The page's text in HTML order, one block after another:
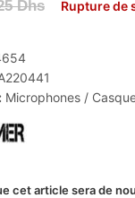
Dhs Rupture de
Microphones /
cet article sera de